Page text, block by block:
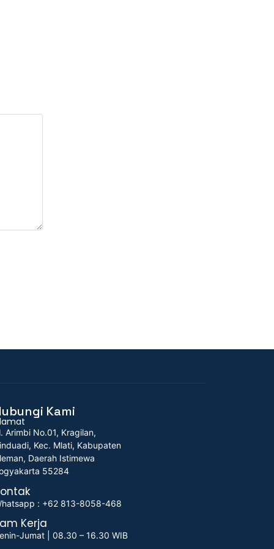
Kami
Arimbi No.01, Kragilan,
Kec. Mlati, Kabupaten
Daerah Istimewa
55284
: +62 813-8058-468
Kerja
Jumat | 08.30 – 16.30 WIB